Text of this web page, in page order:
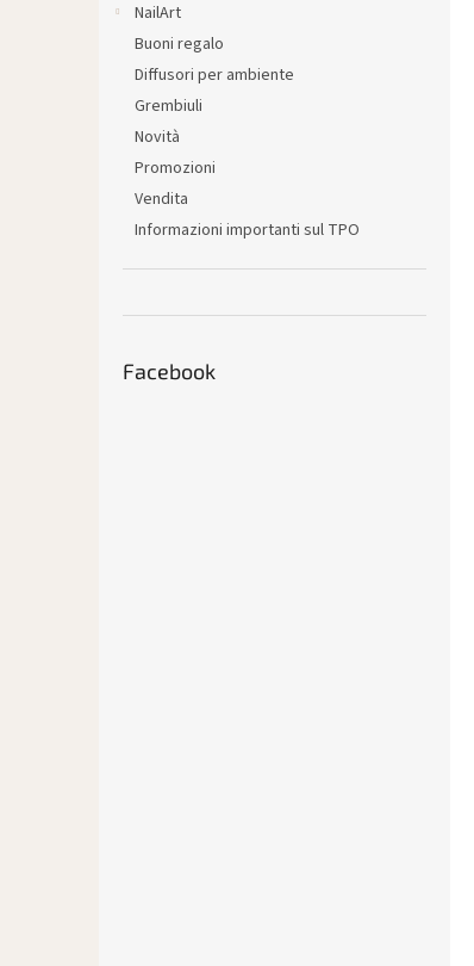
NailArt
Buoni regalo
Diffusori per ambiente
Grembiuli
Novità
Promozioni
Vendita
Informazioni importanti sul TPO
Facebook